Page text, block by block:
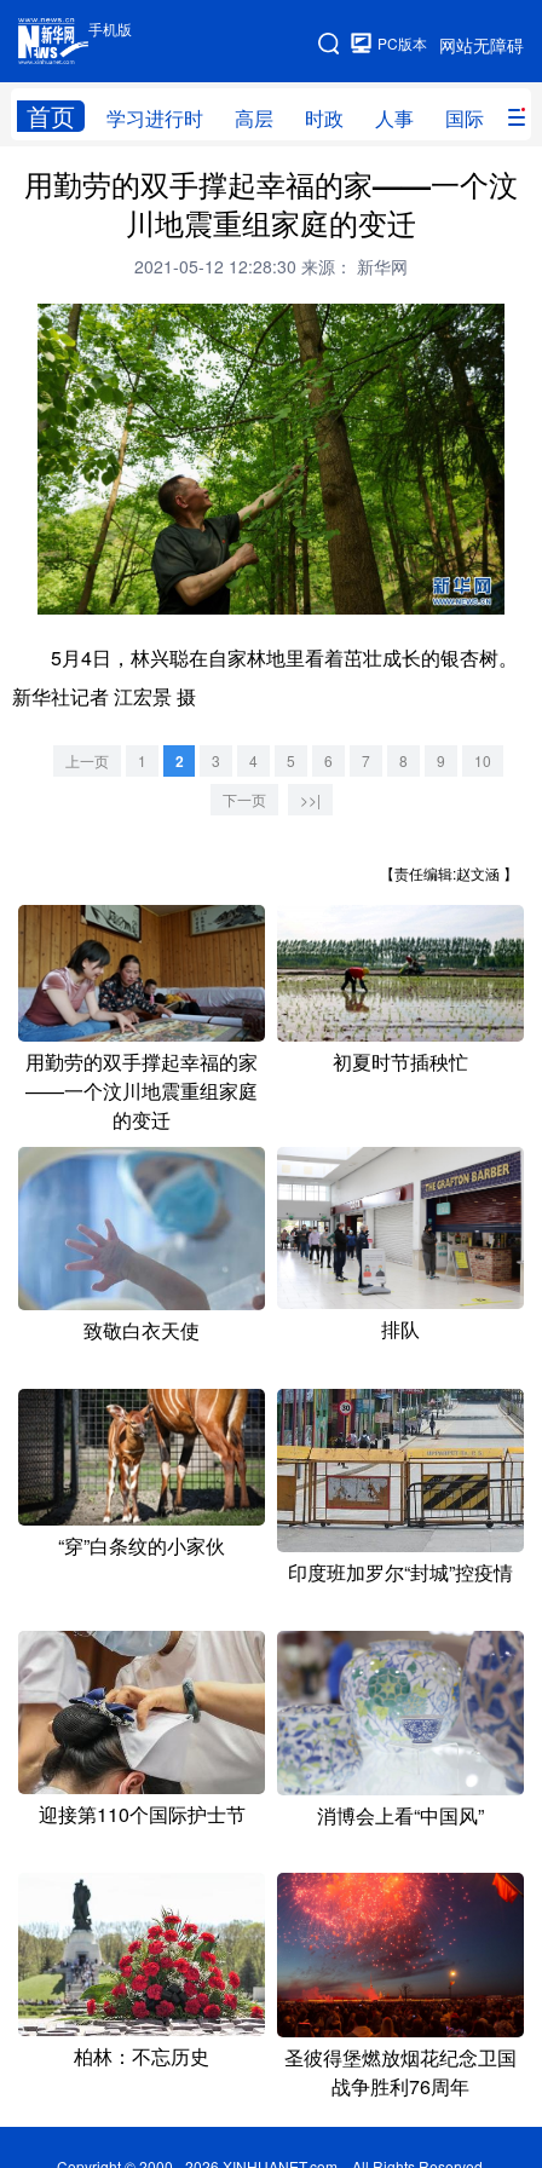
手机版
网站无障碍
PC版本
首页 学习进行时 高层 时政 人事 国际 财
手机版
网站地图
学习进行时 高层 时政 人事
财经 网评
全球连线
科技 科创 量子 体育
文化 书画 健康 军事
访谈 视频 图片 政务
法律 中央文件 金融 汽车
食品 人居 信息化 数字经济
学术中国 乡村振兴 银龄 溯源中国
彩票 娱乐
一带一路
北京 天津 河北 山西
辽宁 吉林 上海 江苏
浙江 安徽 福建 江西
山东 河南
广东 广西 重庆
贵州 云南 西藏
陕西 甘肃 青海 宁夏
新疆 内蒙古 黑龙江
多语种频道
English Español Français عربى
Русский язык 日本語 한국어
Deutsch Português
用勤劳的双手撑起幸福的家——一个汶
川地震重组家庭的变迁
2021-05-12 12:28:30 来源： 新华网
5月4日，林兴聪在自家林地里看着茁壮成长的银杏树。
新华社记者 江宏景 摄
上一页 1 2 3 4 5 6 7 8 9
10
下一页
>>|
【责任编辑:赵文涵 】
用勤劳的双手撑起幸福的家
——一个汶川地震重组家庭
的变迁
初夏时节插秧忙
致敬白衣天使 排队
“穿”白条纹的小家伙
印度班加罗尔“封城”控疫情
迎接第110个国际护士节 消博会上看“中国风”
柏林：不忘历史
圣彼得堡燃放烟花纪念卫国
战争胜利76周年